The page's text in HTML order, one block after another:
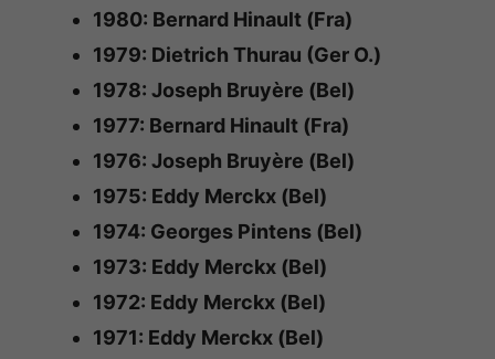
1980: Bernard Hinault (Fra)
1979: Dietrich Thurau (Ger O.)
1978: Joseph Bruyère (Bel)
1977: Bernard Hinault (Fra)
1976: Joseph Bruyère (Bel)
1975: Eddy Merckx (Bel)
1974: Georges Pintens (Bel)
1973: Eddy Merckx (Bel)
1972: Eddy Merckx (Bel)
1971: Eddy Merckx (Bel)